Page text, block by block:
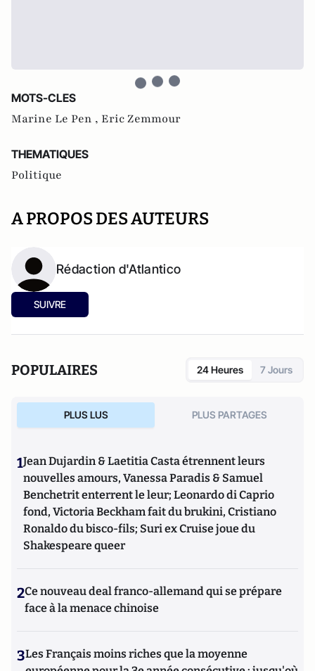
MOTS-CLES
Marine Le Pen , Eric Zemmour
THEMATIQUES
Politique
A PROPOS DES AUTEURS
Rédaction d'Atlantico
SUIVRE
POPULAIRES 24 Heures 7 Jours
PLUS LUS PLUS PARTAGES
1Jean Dujardin & Laetitia Casta étrennent leurs
nouvelles amours, Vanessa Paradis & Samuel
Benchetrit enterrent le leur; Leonardo di Caprio
fond, Victoria Beckham fait du brukini, Cristiano
Ronaldo du bisco-fils; Suri ex Cruise joue du
Shakespeare queer
2Ce nouveau deal franco-allemand qui se prépare
face à la menace chinoise
3Les Français moins riches que la moyenne